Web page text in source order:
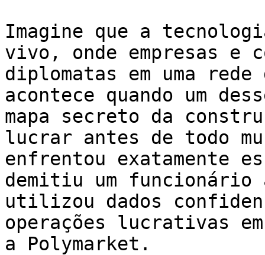
Imagine que a
vivo, onde empresas e
diplomatas em uma
acontece quando um
mapa secreto da
lucrar antes de todo
enfrentou exatamente
demitiu um funcionário
utilizou dados
operações lucrativas
a Polymarket.